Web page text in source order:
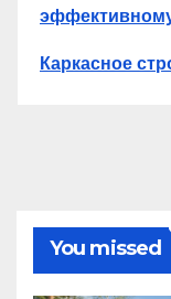
Каркасное
You missed